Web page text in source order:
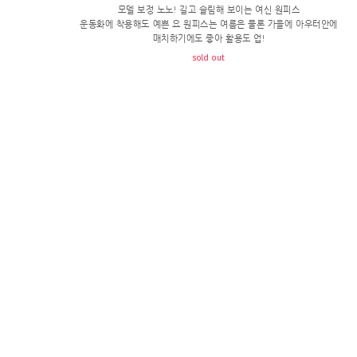
모델 보정 노노! 길고 슬림해 보이는 여신 원피스
운동화에 착용해도 예쁜 요 원피스는 여름은 물론 가을에 아우터안에
매치하기에도 좋아 활용도 업!
sold out